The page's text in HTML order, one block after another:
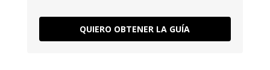
QUIERO OBTENER LA GUÍA